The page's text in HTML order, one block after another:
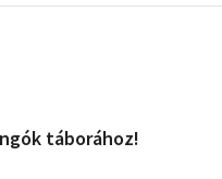
táborához!